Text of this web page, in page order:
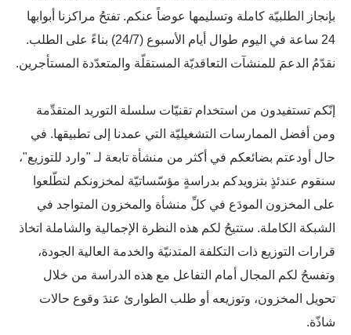
بإنجاز الطلبيّة كاملة وتسليمها عوضاً عنكم. تفتحُ مراكزنا أبوابها
24 ساعة في اليوم طوال أيام الأسبوع (24/7) بناءً على الطلب.
نقدّمُ الدعمَ للمنشآت التعاقديّة المستقلّة والمتعدّدة المستأجرين.
إنّكم تستفيدون من استخدام تقنيّات سلسلة التوريد المتقدِّمة
ومن أفضل الممارسات التشغيليّة التي عمدنا إلى تطبيقها. في
حال أودعتم بضائعكم في أكثر من منشأة تابعة لـ "وارد للتوزيع"،
سنقوم عندئذٍ بتزويدكم بدراسةٍ مؤسّساتيّة لمخزونكم لتطّلعوا
على المخزون المودَع في كلِّ منشأة والمخزون المتواجد في
الشبكة الكاملة. ستتيحُ لكم هذه النظرة الإجمالية والشاملة اتخاذ
قرارات التوزيع ذات التكلفة المتدنيّة والخدمة العالية الجودة،
وتفسحُ لكم المجال أمام التفاعل مع هذه الدراسة من خلال
تحويل المخزون، وتوزيعه أو طلب الطوارئ عندَ وقوع حالات
شاذّة.